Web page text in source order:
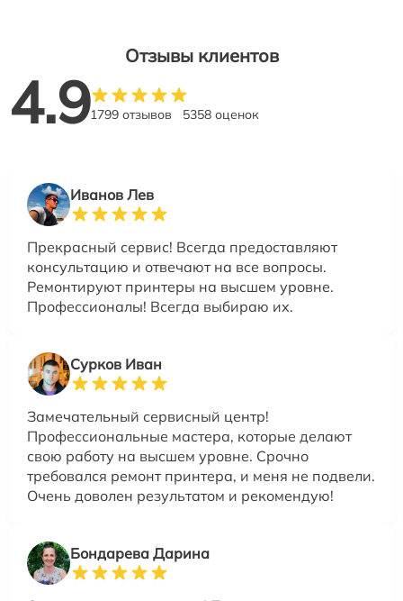
Отзывы клиентов
4.91799 отзывов 5358 оценок
Иванов Лев
Прекрасный сервис! Всегда предоставляют
консультацию и отвечают на все вопросы.
Ремонтируют принтеры на высшем уровне.
Профессионалы! Всегда выбираю их.
Сурков Иван
Замечательный сервисный центр!
Профессиональные мастера, которые делают
свою работу на высшем уровне. Срочно
требовался ремонт принтера, и меня не подвели.
Очень доволен результатом и рекомендую!
Бондарева Дарина